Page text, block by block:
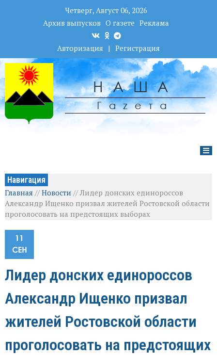
Четверг, Август 06, 2026
Архив выпусков О газете Реклама
Авторизация | Регистрация
НАША
Гаzета
Навигация
Главная //Новости //Лидер донских единороссов
Александр Ищенко призвал жителей Ростовской области
проголосовать на предстоящих выборах
11
СЕН
Лидер донских единороссов
Александр Ищенко призвал
жителей Ростовской области
проголосовать на предстоящих